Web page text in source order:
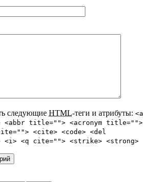
следующие HTML-теги и атрибуты: <a
title=""> <acronym title="">
<cite> <code> <del
<i> <q cite=""> <strike> <strong>